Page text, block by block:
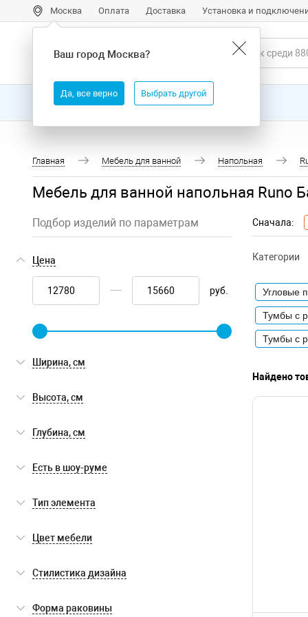
Ваш город Москва?
Да, все верно Выбрать другой
Москва Оплата Доставка Установка и
Все товары Бренды
Главная Мебель для ванной Напольная
Мебель для ванной напольная Runo
Подбор изделий по параметрам
Цена
руб.
Ширина, см
Высота, см
Глубина, см
Есть в шоу-руме
Тип элемента
тумба с раковиной
зеркало
Цвет мебели
Стилистика дизайна
Форма раковины
Сначала:
Категории
Угловые
Тумбы с
Тумбы с
Найдено